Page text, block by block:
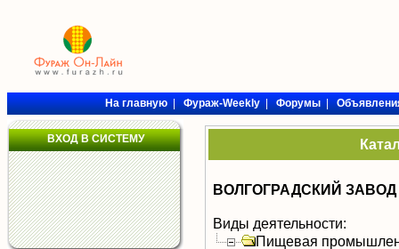
На главную|Фураж-Weekly|Форумы|
ВХОД В СИСТЕМУ
ВОЛГОГРАДСКИЙ
Виды деятельности:
Пищевая